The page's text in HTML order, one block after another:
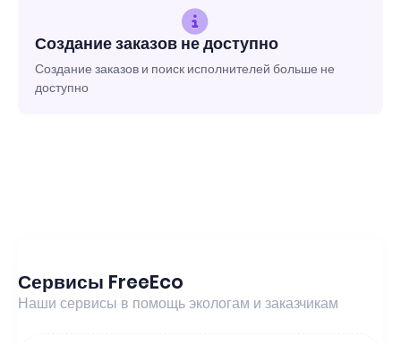
Создание заказов не доступно
Создание заказов и поиск исполнителей больше не
доступно
Сервисы FreeEco
Наши сервисы в помощь экологам и заказчикам